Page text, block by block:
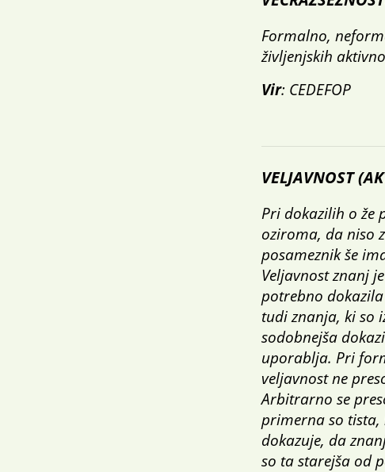
Formalno,
življenjskih
Vir: CEDEFOP
VELJAVNOST
Pri dokazilih o že
oziroma, da niso
posameznik še
Veljavnost znanj
potrebno
tudi znanja, ki so
sodobnejša
uporablja. Pri
veljavnost ne
Arbitrarno se
primerna so tista,
dokazuje, da
so ta starejša od